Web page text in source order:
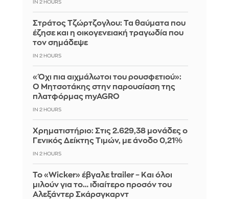
IN 2 HOURS
Στράτος Τζώρτζογλου: Τα θαύματα που
έζησε και η οικογενειακή τραγωδία που
τον σημάδεψε
IN 2 HOURS
«Όχι πια αιχμάλωτοι του ρουσφετιού»:
Ο Μητσοτάκης στην παρουσίαση της
πλατφόρμας myAGRO
IN 2 HOURS
Χρηματιστήριο: Στις 2.629,38 μονάδες ο
Γενικός Δείκτης Τιμών, με άνοδο 0,21%
IN 2 HOURS
Το «Wicker» έβγαλε trailer – Και όλοι
μιλούν για το… ιδιαίτερο προσόν του
Αλεξάντερ Σκάρσγκαρντ